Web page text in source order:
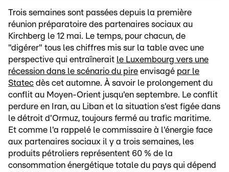
Trois semaines sont passées depuis la première
réunion préparatoire des partenaires sociaux au
Kirchberg le 12 mai. Le temps, pour chacun, de
"digérer" tous les chiffres mis sur la table avec une
perspective qui entraînerait le Luxembourg vers une
récession dans le scénario du pire envisagé par le
Statec dès cet automne. À savoir le prolongement du
conflit au Moyen-Orient jusqu'en septembre. Le conflit
perdure en Iran, au Liban et la situation s'est figée dans
le détroit d'Ormuz, toujours fermé au trafic maritime.
Et comme l'a rappelé le commissaire à l'énergie face
aux partenaires sociaux il y a trois semaines, les
produits pétroliers représentent 60 % de la
consommation énergétique totale du pays qui dépend